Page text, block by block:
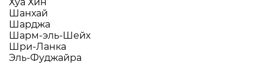
Шанхай
Шарджа
Шарм-эль-Шейх
Шри-Ланка
Эль-Фуджайра